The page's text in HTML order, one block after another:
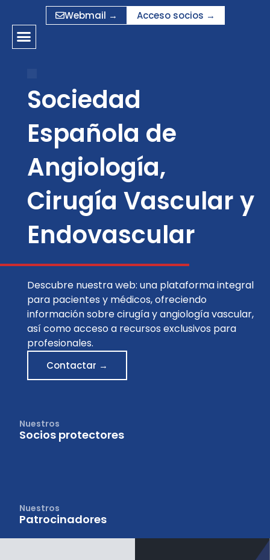
contenido
Webmail → Acceso socios →
Sociedad
Española de
Angiología,
Cirugía Vascular y
Endovascular
Descubre nuestra web: una plataforma integral
para pacientes y médicos, ofreciendo
información sobre cirugía y angiología vascular,
así como acceso a recursos exclusivos para
profesionales.
Contactar →
Nuestros
Socios protectores
Nuestros
Patrocinadores